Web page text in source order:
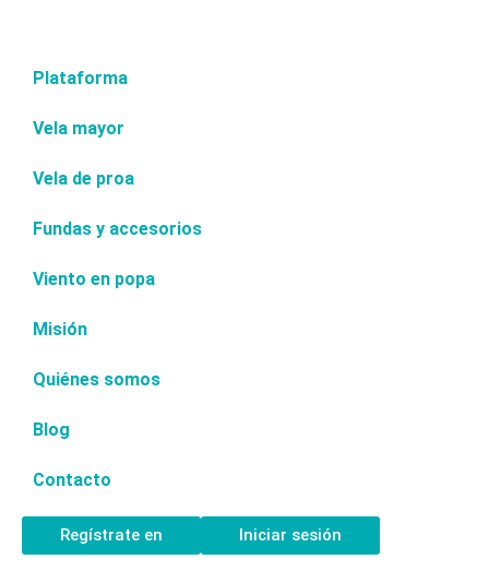
Plataforma
Vela mayor
Vela de proa
Fundas y accesorios
Viento en popa
Misión
Quiénes somos
Blog
Contacto
Regístrate en Iniciar sesión